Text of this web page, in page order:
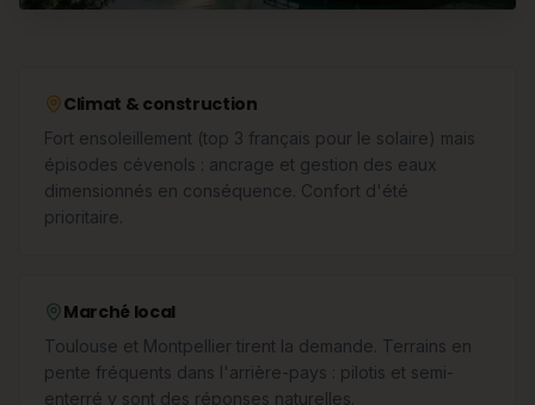
Climat & construction
Fort ensoleillement (top 3 français pour le solaire) mais
épisodes cévenols : ancrage et gestion des eaux
dimensionnés en conséquence. Confort d'été
prioritaire.
Marché local
Toulouse et Montpellier tirent la demande. Terrains en
pente fréquents dans l'arrière-pays : pilotis et semi-
enterré y sont des réponses naturelles.